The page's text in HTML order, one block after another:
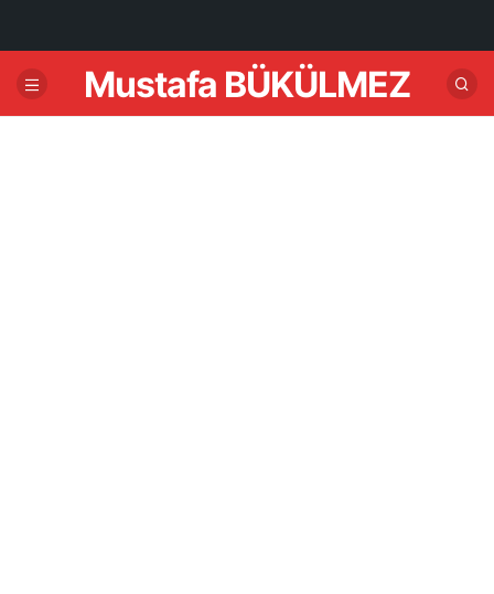
Mustafa BÜKÜLMEZ